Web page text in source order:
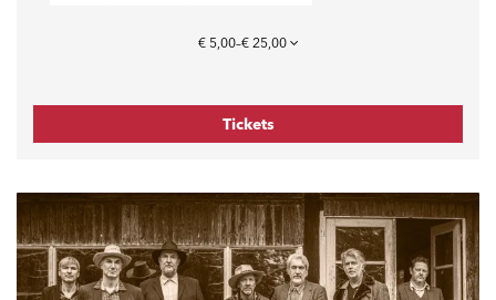
€ 5,00–€ 25,00
Tickets